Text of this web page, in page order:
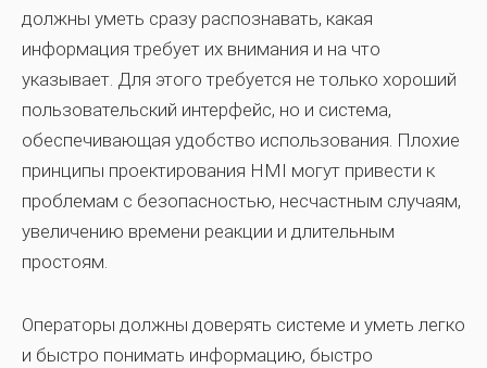
должны уметь сразу распознавать, какая
информация требует их внимания и на что
указывает. Для этого требуется не только хороший
пользовательский интерфейс, но и система,
обеспечивающая удобство использования. Плохие
принципы проектирования HMI могут привести к
проблемам с безопасностью, несчастным случаям,
увеличению времени реакции и длительным
простоям.
Операторы должны доверять системе и уметь легко
и быстро понимать информацию, быстро